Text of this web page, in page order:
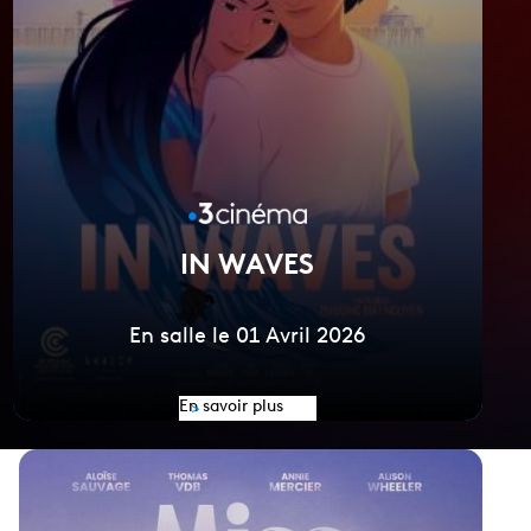
IN WAVES
En salle le 01 Avril 2026
>
En savoir plus
Voir la vidéo